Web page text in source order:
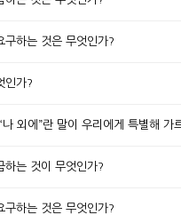
하는 것은 무엇인가?
인가?
외에”란 말이 우리에게 특별해 가
는 것이 무엇인가?
하는 것은 무엇인가?